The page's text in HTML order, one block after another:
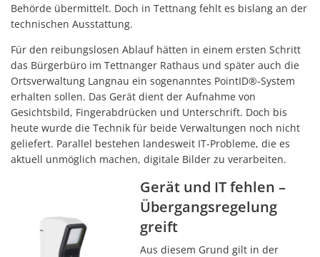
Behörde übermittelt. Doch in Tettnang fehlt es bislang an der
technischen Ausstattung.
Für den reibungslosen Ablauf hätten in einem ersten Schritt
das Bürgerbüro im Tettnanger Rathaus und später auch die
Ortsverwaltung Langnau ein sogenanntes PointID®-System
erhalten sollen. Das Gerät dient der Aufnahme von
Gesichtsbild, Fingerabdrücken und Unterschrift. Doch bis
heute wurde die Technik für beide Verwaltungen noch nicht
geliefert. Parallel bestehen landesweit IT-Probleme, die es
aktuell unmöglich machen, digitale Bilder zu verarbeiten.
Gerät und IT fehlen –
Übergangsregelung
greift
Aus diesem Grund gilt in der